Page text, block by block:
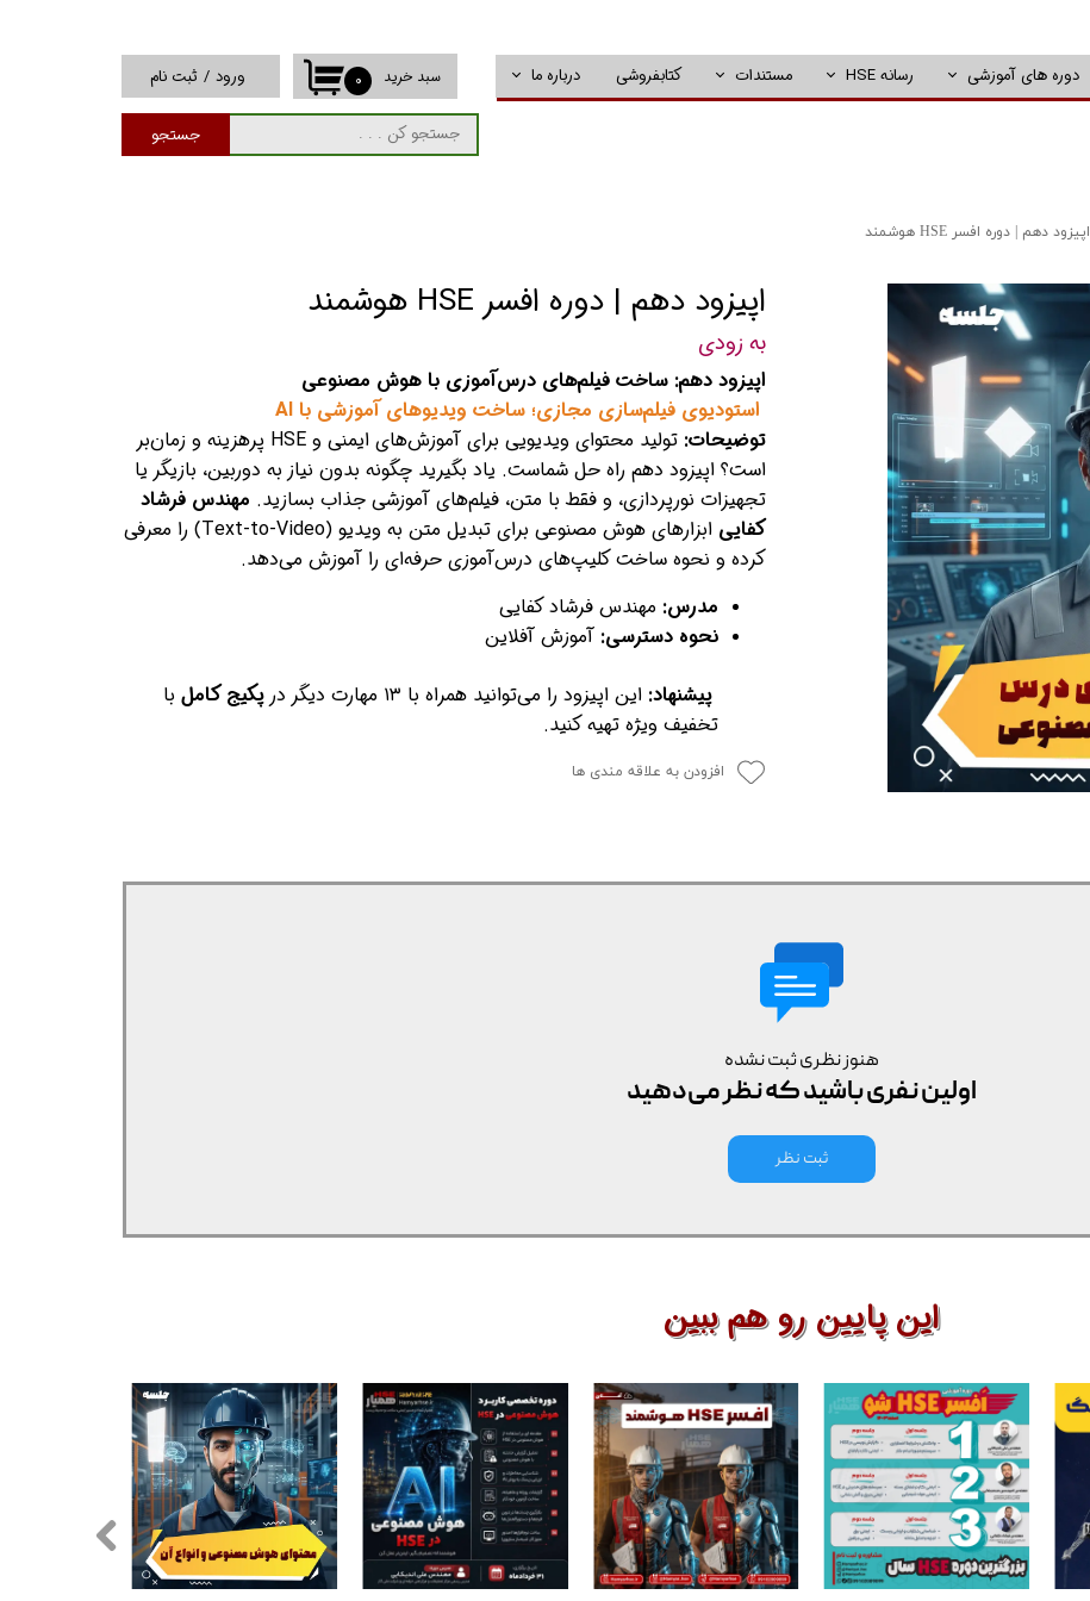
دوره های آموزشی رسانه HSE
پادکست Safety Cast
مستندات کتابفروشی درباره ما
جستجو
۰ سبد خرید ورود / ثبت نام
حساب کاربری من
تغییر گذر واژه
اپیزود دهم | دوره افسر HSE هوشمند
اپیزود دهم | دوره افسر HSE هوشمند
به زودی
اپیزود دهم: ساخت فیلم‌های درس‌آموزی با هوش مصنوعی
استودیوی فیلم‌سازی مجازی؛ ساخت ویدیوهای آموزشی با AI
توضیحات:
تولید محتوای ویدیویی برای آموزش‌های ایمنی و HSE پرهزینه و زمان‌بر
است؟ اپیزود دهم راه حل شماست. یاد بگیرید چگونه بدون نیاز به دوربین، بازیگر یا
تجهیزات نورپردازی، و فقط با متن، فیلم‌های آموزشی جذاب بسازید. مهندس فرشاد
کفایی
ابزارهای هوش مصنوعی برای تبدیل متن به ویدیو (Text-to-Video) را معرفی
کرده و نحوه ساخت کلیپ‌های درس‌آموزی حرفه‌ای را آموزش می‌دهد.
مدرس: مهندس فرشاد کفایی
نحوه دسترسی: آموزش آفلاین
پیشنهاد: این اپیزود را می‌توانید همراه با ۱۳ مهارت دیگر در پکیج کاملبا
تخفیف ویژه تهیه کنید.
افزودن به علاقه مندی ها
هنوز نظری ثبت نشده
اولین نفری باشید که نظر می‌دهید
ثبت نظر
این پایین رو هم ببین